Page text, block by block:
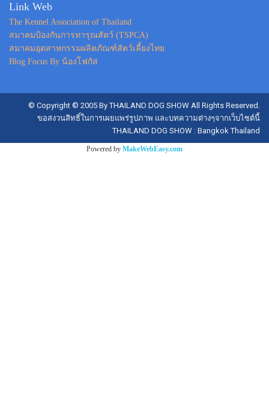
Link Web
The Kennel Association of Thailand
สมาคมป้องกันการทารุณสัตว์ (TSPCA)
สมาคมอุตสาหกรรมผลิตภัณฑ์สัตว์เลี้ยงไทย
Blog Focus By น้องโฟกัส
© Copyright © 2005 By THAILAND DOG SHOW All Rights Reserved.
ขอสงวนสิทธิ์ในการเผยแพร่รูปภาพ และบทความต่างๆจากเว็บไซต์นี้
THAILAND DOG SHOW : Bangkok Thailand
Powered by MakeWebEasy.com